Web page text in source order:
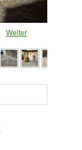
Weiter